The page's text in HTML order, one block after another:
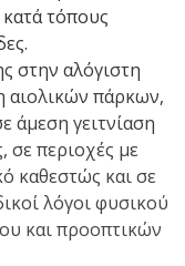
τόπους
στην αλόγιστη
αιολικών πάρκων,
άμεση γειτνίαση
σε περιοχές με
καθεστώς και σε
λόγοι φυσικού
και προοπτικών